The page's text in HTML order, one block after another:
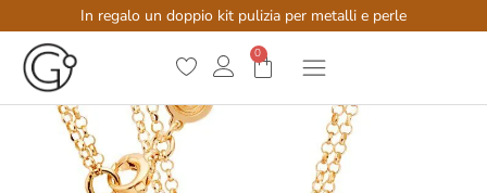
In regalo un doppio kit pulizia per metalli e perle
0